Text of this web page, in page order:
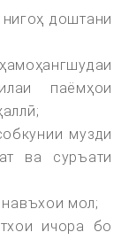
доштани
паёмҳои
музди
ва суръати
мол;
ичора бо